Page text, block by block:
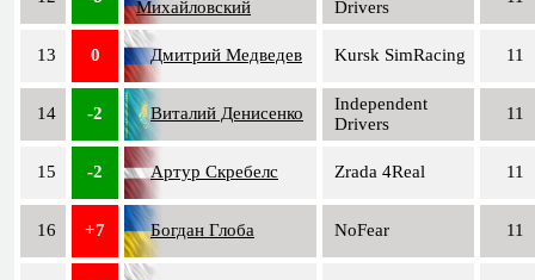
Михайловский
Drivers
13 0 Дмитрий Медведев Kursk SimRacing 11
14 -2 Виталий Денисенко
Independent
Drivers
11
15 -2 Артур Скребелс Zrada 4Real 11
16 +7 Богдан Глоба NoFear 11